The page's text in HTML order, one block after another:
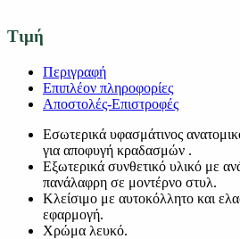
Τιμή
Περιγραφή
Επιπλέον πληροφορίες
Αποστολές-Επιστροφές
Εσωτερικά υφασμάτινος
για αποφυγή κραδασμών .
Εξωτερικά συνθετικό υλικό με
πανάλαφρη σε μοντέρνο στυλ.
Κλείσιμο με αυτοκόλλητο και
εφαρμογή.
Χρώμα λευκό.